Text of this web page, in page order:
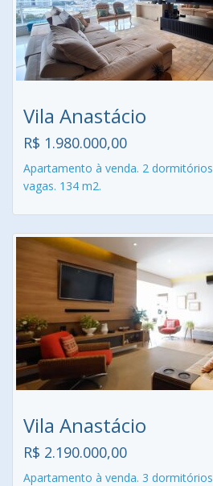
Vila Anastácio
R$ 1.980.000,00
Apartamento à venda. 2
vagas. 134 m2.
Vila Anastácio
R$ 2.190.000,00
Apartamento à venda. 3